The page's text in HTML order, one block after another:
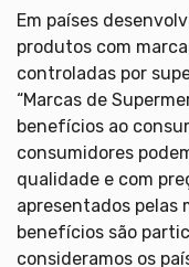
Em países
produtos com
controladas por
“Marcas de
benefícios ao
consumidores
qualidade e com
apresentados pelas
benefícios são
consideramos os